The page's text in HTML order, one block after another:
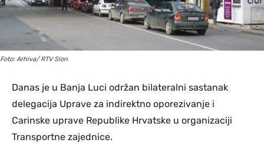
Foto: Arhiva/ RTV Slon
Danas je u Banja Luci održan bilateralni sastanak
delegacija Uprave za indirektno oporezivanje i
Carinske uprave Republike Hrvatske u organizaciji
Transportne zajednice.